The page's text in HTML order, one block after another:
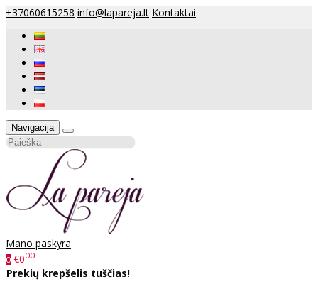
+37060615258 info@lapareja.lt Kontaktai
Navigacija
Mano paskyra
0 €000
Prekių krepšelis tuščias!